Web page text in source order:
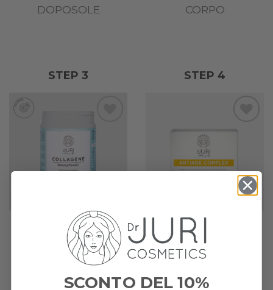
DOPOSOLE
CORPO
STEP 3
Add to
wishlist
COLLAGENE
Beauty Powder
STEP 4
ANTIAGE
COMPLEX
SCONTO DEL 10%